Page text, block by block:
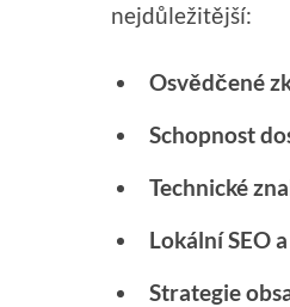
nejdůležitější:
Osvědčené
Schopnost
Technické
Lokální SEO
Strategie